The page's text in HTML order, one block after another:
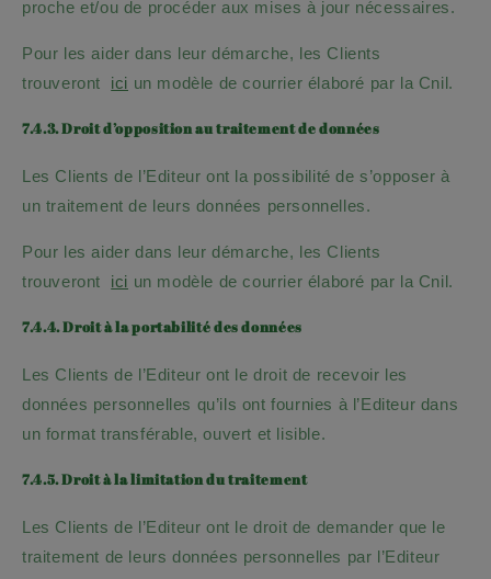
proche et/ou de procéder aux mises à jour nécessaires.
Pour les aider dans leur démarche, les Clients
trouveront ici un modèle de courrier élaboré par la Cnil.
7.4.3. Droit d’opposition au traitement de données
Les Clients de l’Editeur ont la possibilité de s’opposer à
un traitement de leurs données personnelles.
Pour les aider dans leur démarche, les Clients
trouveront ici un modèle de courrier élaboré par la Cnil.
7.4.4. Droit à la portabilité des données
Les Clients de l’Editeur ont le droit de recevoir les
données personnelles qu’ils ont fournies à l’Editeur dans
un format transférable, ouvert et lisible.
7.4.5. Droit à la limitation du traitement
Les Clients de l’Editeur ont le droit de demander que le
traitement de leurs données personnelles par l’Editeur